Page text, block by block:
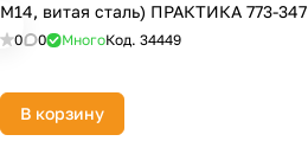
М14, витая сталь) ПРАКТИКА 773-347
0 0 МногоКод. 34449
В корзину